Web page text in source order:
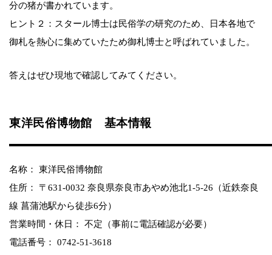
分の猪が書かれています。
ヒント２：スタール博士は民俗学の研究のため、日本各地で
御札を熱心に集めていたため御札博士と呼ばれていました。
答えはぜひ現地で確認してみてください。
東洋民俗博物館 基本情報
名称： 東洋民俗博物館
住所： 〒631-0032 奈良県奈良市あやめ池北1-5-26（近鉄奈良
線 菖蒲池駅から徒歩6分）
営業時間・休日： 不定（事前に電話確認が必要）
電話番号： 0742-51-3618